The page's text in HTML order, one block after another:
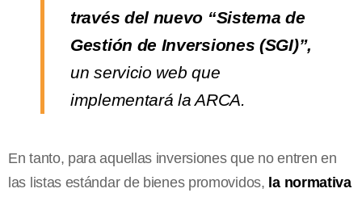
través del nuevo “Sistema de
Gestión de Inversiones (SGI)”,
un servicio web que
implementará la ARCA.
En tanto, para aquellas inversiones que no entren en
las listas estándar de bienes promovidos, la normativa